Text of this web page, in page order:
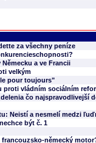
za všechny peníze
a ve Francii
velkým
pour toujours"
proti vládním sociálním
čo najspravodlivejší
Neistí a nesmelí medzi
být č. 1
německý